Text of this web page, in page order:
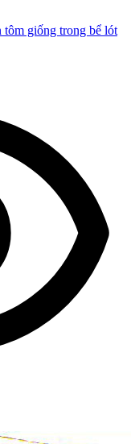
tôm giống trong bể lót